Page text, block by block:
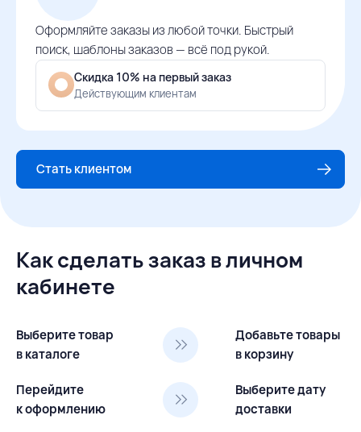
Оформляйте заказы из любой точки. Быстрый
поиск, шаблоны заказов — всё под рукой.
Скидка 10% на первый заказ
Действующим клиентам
Стать клиентом
Как сделать заказ в личном
кабинете
Выберите товар
в каталоге
Добавьте товары
в корзину
Перейдите
к оформлению
Выберите дату
доставки